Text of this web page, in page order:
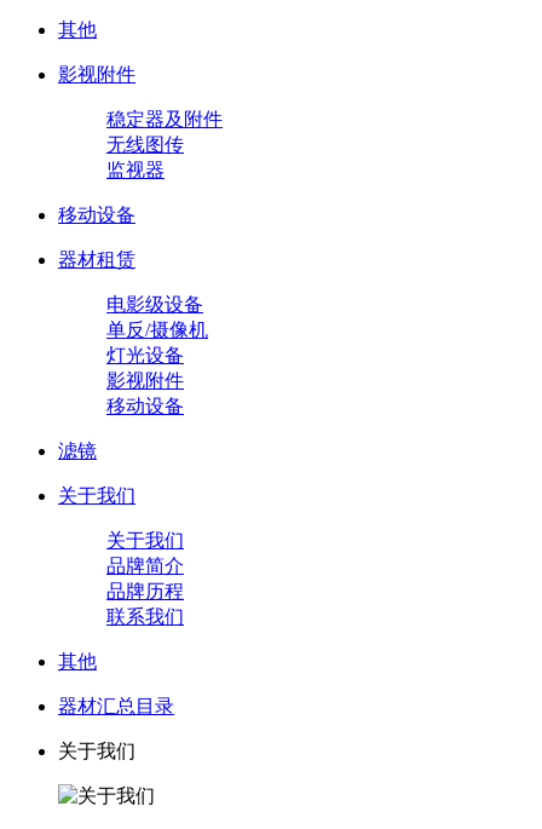
其他
影视附件
稳定器及附件
无线图传
监视器
移动设备
器材租赁
电影级设备
单反/摄像机
灯光设备
影视附件
移动设备
滤镜
关于我们
关于我们
品牌简介
品牌历程
联系我们
其他
器材汇总目录
关于我们